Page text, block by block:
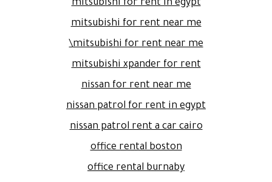
mitsubishi for rent in egypt
mitsubishi for rent near me
mitsubishi for rent near me\
mitsubishi xpander for rent
nissan for rent near me
nissan patrol for rent in egypt
nissan patrol rent a car cairo
office rental boston
office rental burnaby